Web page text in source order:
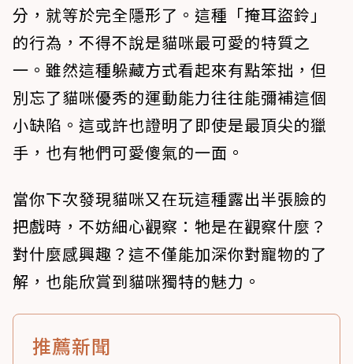
分，就等於完全隱形了。這種「掩耳盜鈴」
的行為，不得不說是貓咪最可愛的特質之
一。雖然這種躲藏方式看起來有點笨拙，但
別忘了貓咪優秀的運動能力往往能彌補這個
小缺陷。這或許也證明了即使是最頂尖的獵
手，也有牠們可愛傻氣的一面。
當你下次發現貓咪又在玩這種露出半張臉的
把戲時，不妨細心觀察：牠是在觀察什麼？
對什麼感興趣？這不僅能加深你對寵物的了
解，也能欣賞到貓咪獨特的魅力。
推薦新聞